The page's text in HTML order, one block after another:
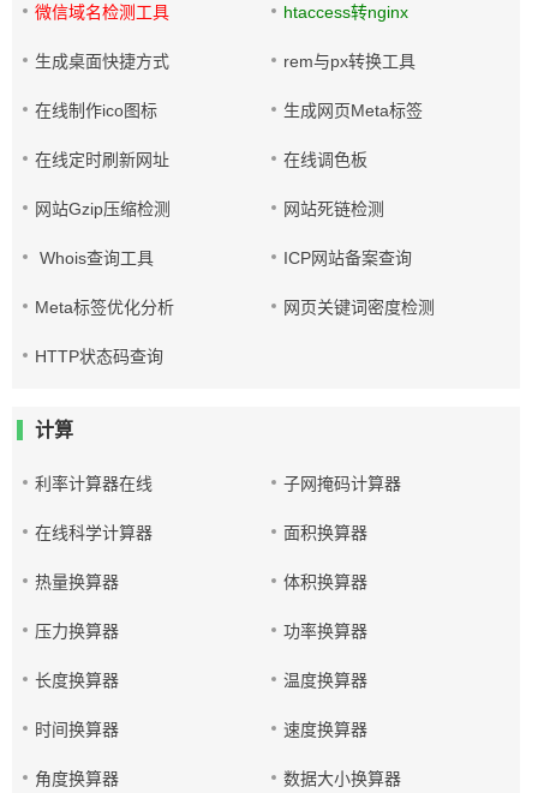
微信域名检测工具 htaccess转nginx
生成桌面快捷方式 rem与px转换工具
在线制作ico图标 生成网页Meta标签
在线定时刷新网址 在线调色板
网站Gzip压缩检测 网站死链检测
Whois查询工具 ICP网站备案查询
Meta标签优化分析 网页关键词密度检测
HTTP状态码查询
计算
利率计算器在线 子网掩码计算器
在线科学计算器 面积换算器
热量换算器 体积换算器
压力换算器 功率换算器
长度换算器 温度换算器
时间换算器 速度换算器
角度换算器 数据大小换算器